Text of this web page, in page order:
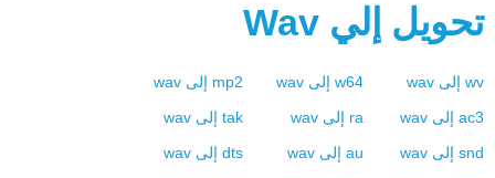
تحويل إلي Wav
wv إلى wav
w64 إلى wav
mp2 إلى wav
ac3 إلى wav
ra إلى wav
tak إلى wav
snd إلى wav
au إلى wav
dts إلى wav